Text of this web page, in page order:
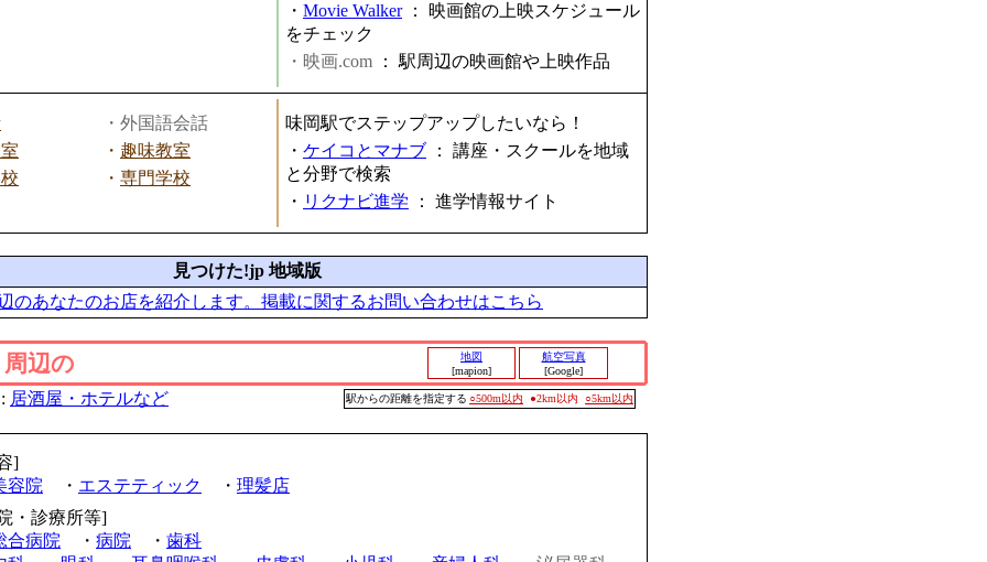
・ Movie Walker： 映画館の上映スケジュール
をチェック
・映画.com ： 駅周辺の映画館や上映作品
・外国語会話
・ 趣味教室
・ 専門学校
味岡駅でステップアップしたいなら！
・ ケイコとマナブ ： 講座・スクールを地域
と分野で検索
・ リクナビ進学 ： 進学情報サイト
見つけた!jp 地域版
のあなたのお店を紹介します。掲載に関するお問い合わせはこちら
辺の
地図
[mapion]
航空写真
[Google]
居酒屋・ホテルなど 駅からの距離を指定する ○500m以内 ●2km以内 ○5km以内
]
容院 ・ エステティック ・ 理髪店
・診療所等]
合病院 ・ 病院 ・ 歯科